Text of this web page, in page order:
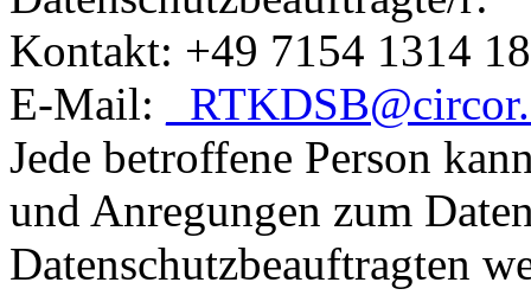
Kontakt: +49 7154 1314
E-Mail:
Jede betroffene Person
und Anregungen zum
Datenschutzbeauftragten